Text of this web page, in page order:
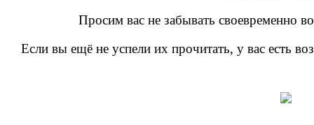
Просим вас не забывать своевременно
Если вы ещё не успели их прочитать, у вас есть